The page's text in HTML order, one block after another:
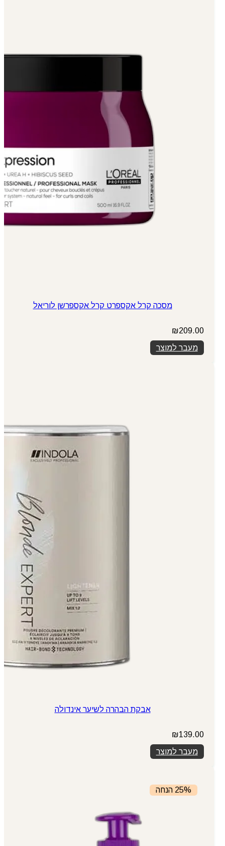
מסכה קרל אקספרט קרל אקספרשן לוריאל
₪209.00
מעבר למוצר
אבקת הבהרה לשיער אינדולה
₪139.00
מעבר למוצר
25% הנחה